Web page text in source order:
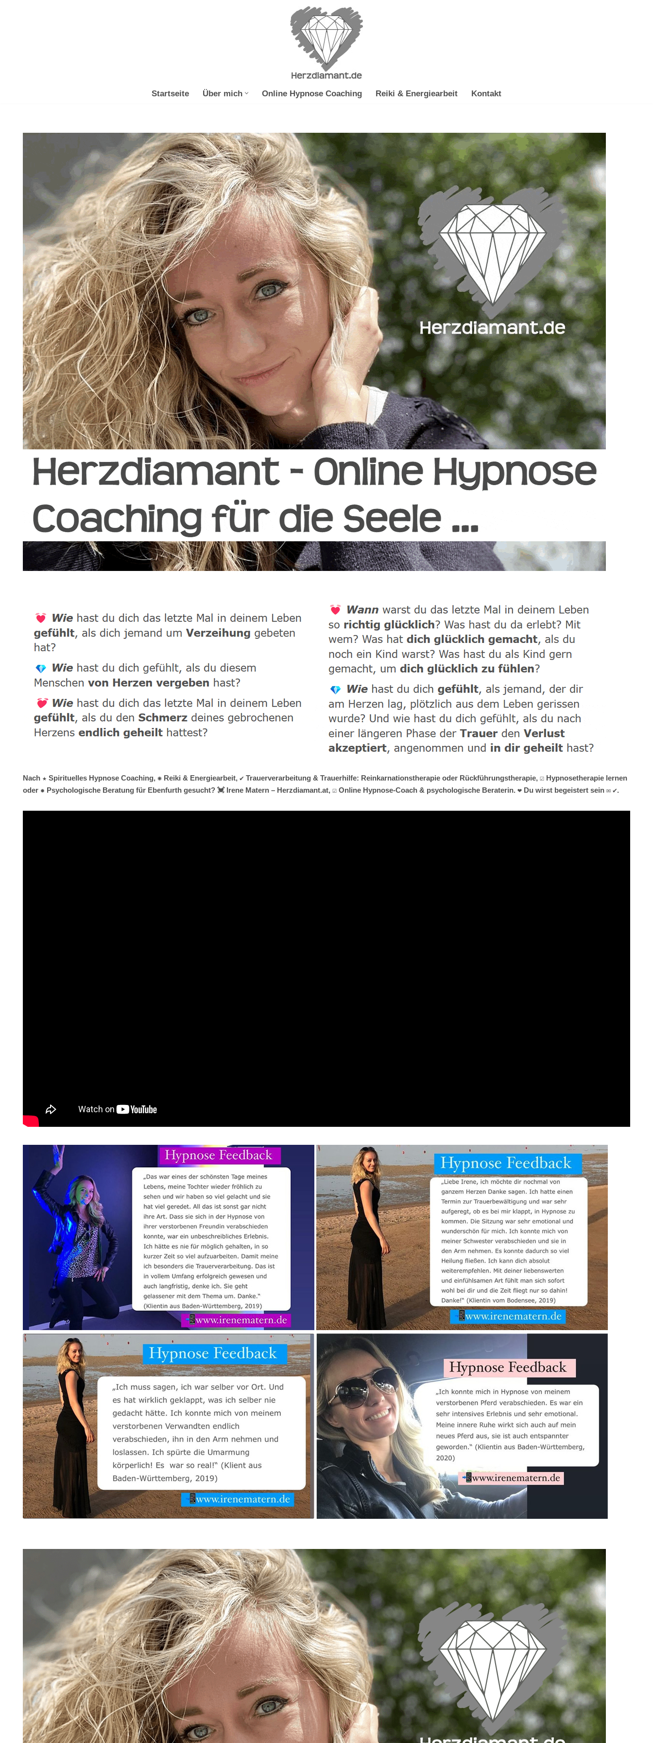
Startseite Über mich Online Hypnose Coaching Reiki & Energiearbeit Kontakt
Nach ★ Spirituelles Hypnose Coaching, ✺ Reiki & Energiearbeit, ✔️ Trauerverarbeitung & Trauerhilfe: Reinkarnationstherapie oder Rückführungstherapie, ☑️ Hypnosetherapie lernen
oder ✹ Psychologische Beratung für Ebenfurth gesucht? 💓️ Irene Matern – Herzdiamant.at, ☑️ Online Hypnose-Coach & psychologische Beraterin. ❤ Du wirst begeistert sein ✉ ✔.